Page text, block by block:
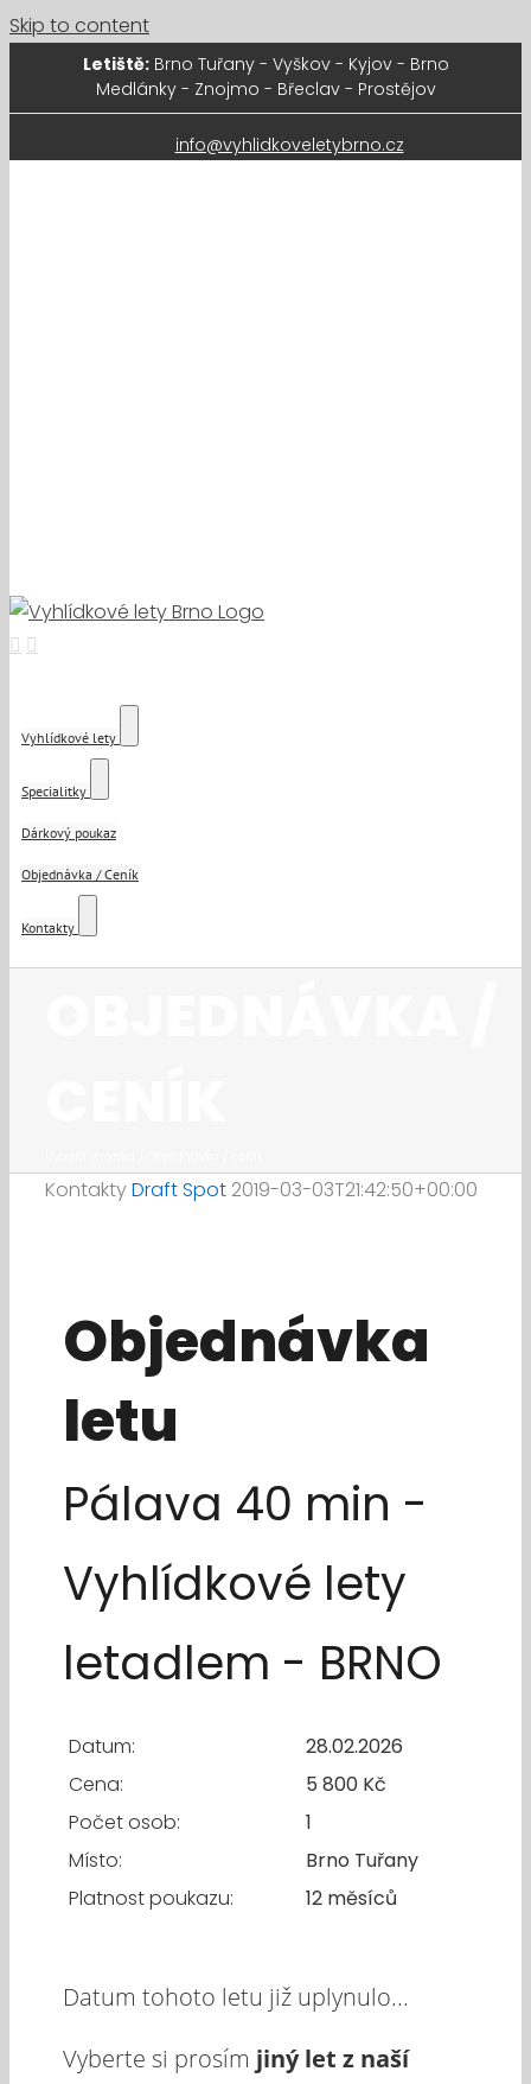
Skip to content
Letiště:Brno Tuřany - Vyškov - Kyjov - Brno
Medlánky - Znojmo - Břeclav - Prostějov
info@vyhlidkoveletybrno.cz
Vyhlídkové lety
Specialitky
Dárkový poukaz
Objednávka / Ceník
Kontakty
KontaktyDraft Spot 2019-03-03T21:42:50+00:00
Objednávka
letu
Pálava 40 min -
Vyhlídkové lety
letadlem - BRNO
Datum:
28.02.2026
Cena:
5 800 Kč
Počet osob:
1
Místo:
Brno Tuřany
Platnost poukazu:
12 měsíců
Datum tohoto letu již uplynulo...
Vyberte si prosím jiný let z naší